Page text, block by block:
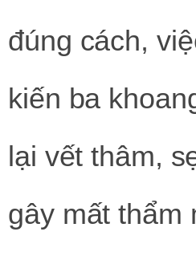
đúng cách,
kiến ba
lại vết thâm,
gây mất thẩm